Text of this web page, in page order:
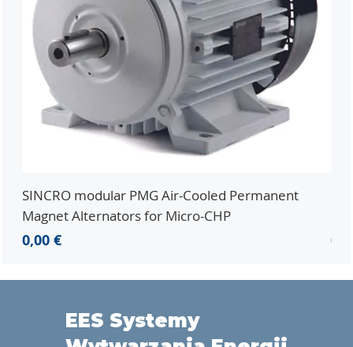
SINCRO modular PMG Air-Cooled Permanent
Magnet Alternators for Micro-CHP
Cena
0,00 €
EES Systemy